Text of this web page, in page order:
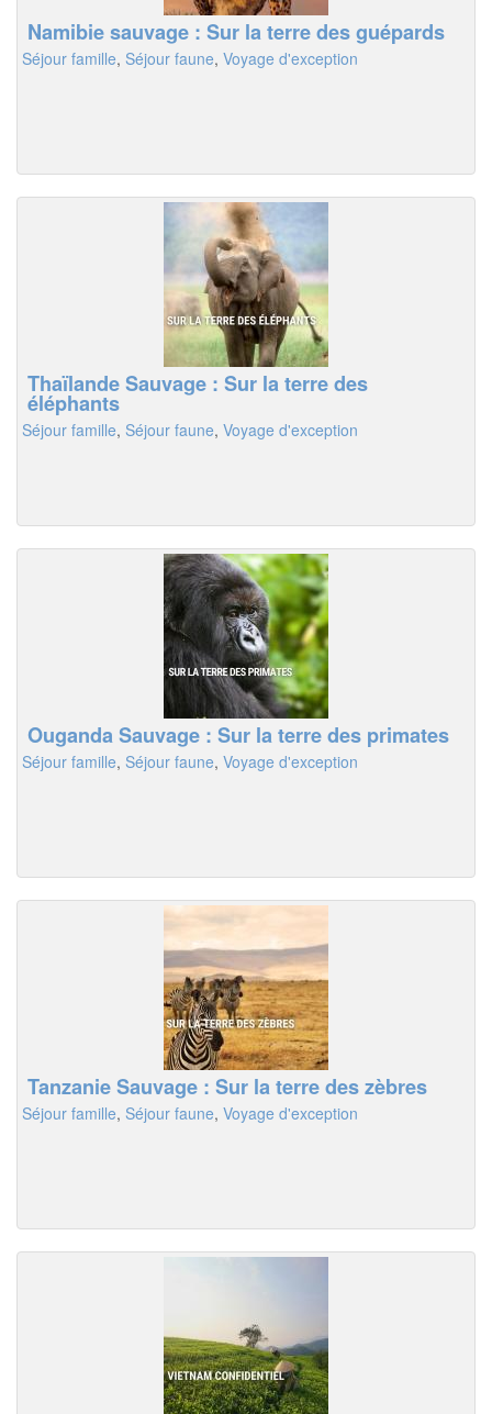
Namibie sauvage : Sur la terre des guépards
Séjour famille, Séjour faune, Voyage d'exception
Thaïlande Sauvage : Sur la terre des
éléphants
Séjour famille, Séjour faune, Voyage d'exception
Ouganda Sauvage : Sur la terre des primates
Séjour famille, Séjour faune, Voyage d'exception
Tanzanie Sauvage : Sur la terre des zèbres
Séjour famille, Séjour faune, Voyage d'exception